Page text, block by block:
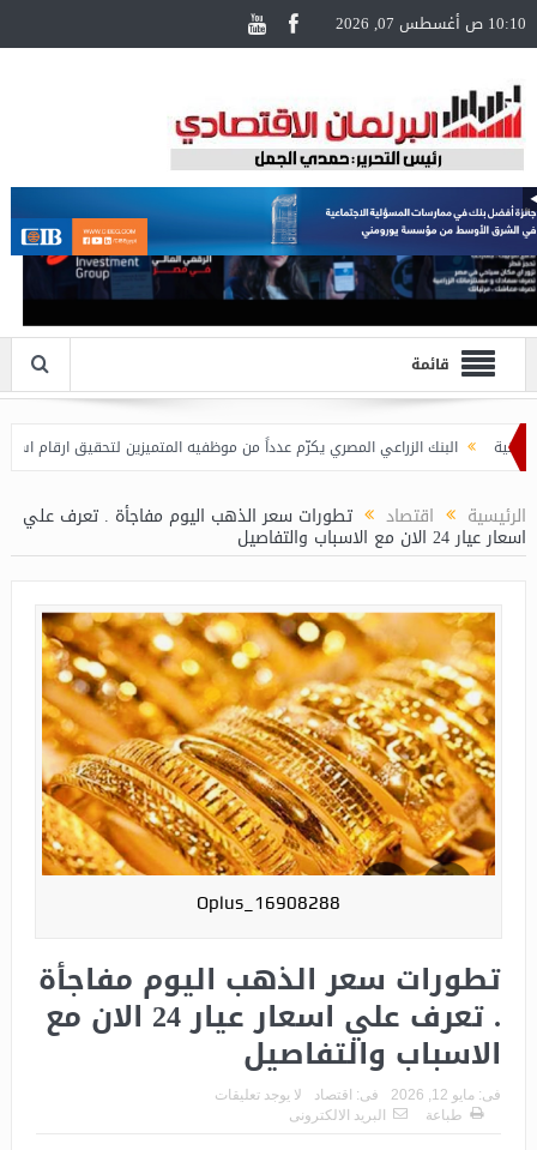
10:10 ص أغسطس 07, 2026
قائمة
البنك الزراعي المصري يكرّم عدداً من موظفيه المتميزين لتحقيق ارقام استثنائية في
الرئيسية اقتصاد تطورات سعر الذهب اليوم مفاجأة . تعرف علي
اسعار عيار 24 الان مع الاسباب والتفاصيل
Oplus_16908288
تطورات سعر الذهب اليوم مفاجأة
. تعرف علي اسعار عيار 24 الان مع
الاسباب والتفاصيل
فى: مايو 12, 2026 فى: اقتصاد
لا يوجد تعليقات
طباعة
البريد الالكترونى